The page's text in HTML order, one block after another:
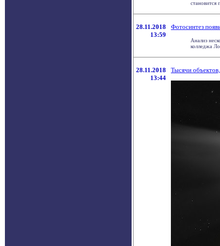
становится
28.11.2018
13:59
Фотосинтез
Анализ
колледжа
28.11.2018
13:44
Тысячи